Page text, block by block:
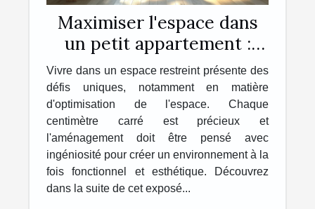
Maximiser l'espace dans
un petit appartement :
astuces et conseils
Vivre dans un espace restreint présente des
défis uniques, notamment en matière
d'optimisation de l'espace. Chaque
centimètre carré est précieux et
l'aménagement doit être pensé avec
ingéniosité pour créer un environnement à la
fois fonctionnel et esthétique. Découvrez
dans la suite de cet exposé...